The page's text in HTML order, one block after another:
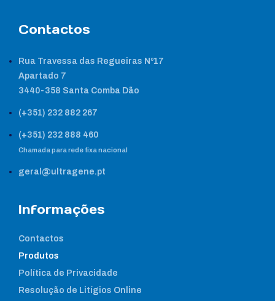
Contactos
Rua Travessa das Regueiras Nº17
Apartado 7
3440-358 Santa Comba Dão
(+351) 232 882 267
(+351) 232 888 460
Chamada para rede fixa nacional
geral@ultragene.pt
Informações
Contactos
Produtos
Política de Privacidade
Resolução de Litígios Online